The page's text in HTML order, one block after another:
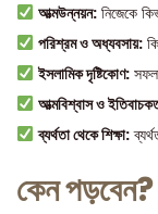
আত্মউন্নয়ন:নিজেকে
পরিশ্রম ও অধ্যবসায়:
ইসলামিক দৃষ্টিকোণ:
আত্মবিশ্বাস ও
ব্যর্থতা থেকে শিক্ষা:
কেন পড়বেন?